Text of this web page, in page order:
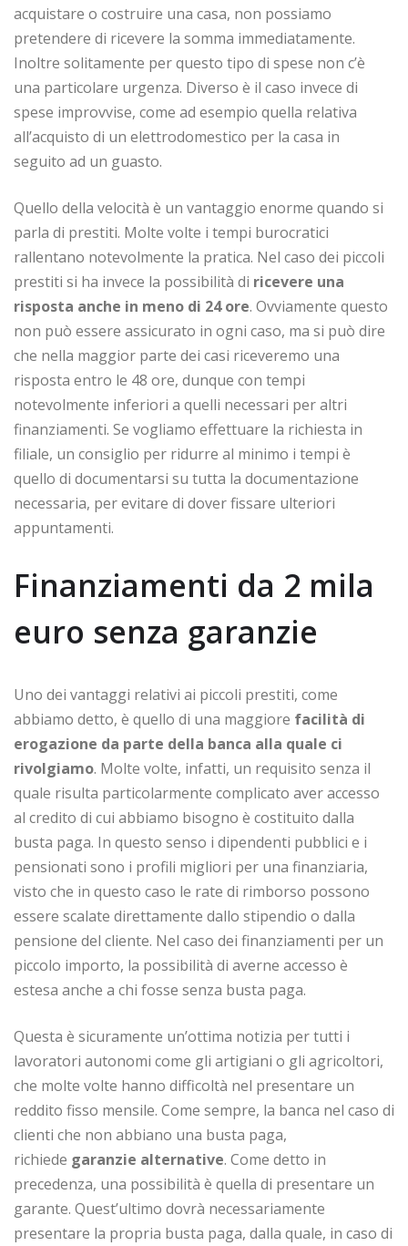
acquistare o costruire una casa, non possiamo
pretendere di ricevere la somma immediatamente.
Inoltre solitamente per questo tipo di spese non c’è
una particolare urgenza. Diverso è il caso invece di
spese improvvise, come ad esempio quella relativa
all’acquisto di un elettrodomestico per la casa in
seguito ad un guasto.
Quello della velocità è un vantaggio enorme quando si
parla di prestiti. Molte volte i tempi burocratici
rallentano notevolmente la pratica. Nel caso dei piccoli
prestiti si ha invece la possibilità di ricevere una
risposta anche in meno di 24 ore. Ovviamente questo
non può essere assicurato in ogni caso, ma si può dire
che nella maggior parte dei casi riceveremo una
risposta entro le 48 ore, dunque con tempi
notevolmente inferiori a quelli necessari per altri
finanziamenti. Se vogliamo effettuare la richiesta in
filiale, un consiglio per ridurre al minimo i tempi è
quello di documentarsi su tutta la documentazione
necessaria, per evitare di dover fissare ulteriori
appuntamenti.
Finanziamenti da 2 mila
euro senza garanzie
Uno dei vantaggi relativi ai piccoli prestiti, come
abbiamo detto, è quello di una maggiore facilità di
erogazione da parte della banca alla quale ci
rivolgiamo. Molte volte, infatti, un requisito senza il
quale risulta particolarmente complicato aver accesso
al credito di cui abbiamo bisogno è costituito dalla
busta paga. In questo senso i dipendenti pubblici e i
pensionati sono i profili migliori per una finanziaria,
visto che in questo caso le rate di rimborso possono
essere scalate direttamente dallo stipendio o dalla
pensione del cliente. Nel caso dei finanziamenti per un
piccolo importo, la possibilità di averne accesso è
estesa anche a chi fosse senza busta paga.
Questa è sicuramente un’ottima notizia per tutti i
lavoratori autonomi come gli artigiani o gli agricoltori,
che molte volte hanno difficoltà nel presentare un
reddito fisso mensile. Come sempre, la banca nel caso di
clienti che non abbiano una busta paga,
richiede garanzie alternative. Come detto in
precedenza, una possibilità è quella di presentare un
garante. Quest’ultimo dovrà necessariamente
presentare la propria busta paga, dalla quale, in caso di